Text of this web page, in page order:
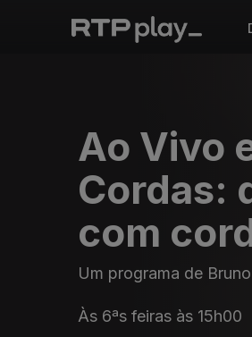
Ao Vivo
Cordas:
com
Um programa de
Às 6ªs feiras às 15h00